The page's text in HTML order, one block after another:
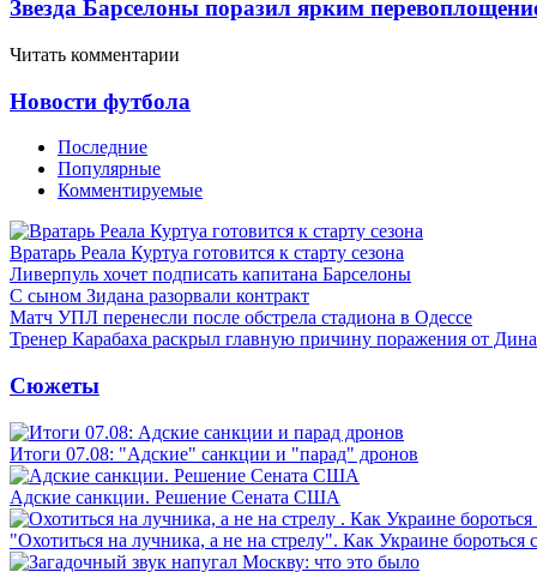
Звезда Барселоны поразил ярким
Читать комментарии
Новости футбола
Последние
Популярные
Комментируемые
Вратарь Реала Куртуа готовится к старту сезона
Ливерпуль хочет подписать капитана Барселоны
С сыном Зидана разорвали контракт
Матч УПЛ перенесли после обстрела стадиона в Одессе
Тренер Карабаха раскрыл главную причину поражения от
Сюжеты
Итоги 07.08: "Адские" санкции и "парад" дронов
Адские санкции. Решение Сената США
"Охотиться на лучника, а не на стрелу". Как Украине бороться